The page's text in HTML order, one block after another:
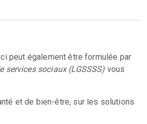
peut également être formulée par
services sociaux (LGSSSS) vous
et de bien-être, sur les solutions